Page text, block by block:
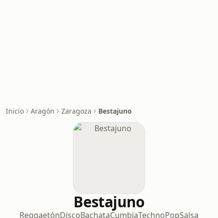
Inicio Aragón Zaragoza Bestajuno
Bestajuno
ReggaetónDiscoBachataCumbiaTechnoPopSalsa